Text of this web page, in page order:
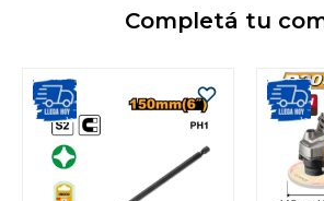
Completá tu